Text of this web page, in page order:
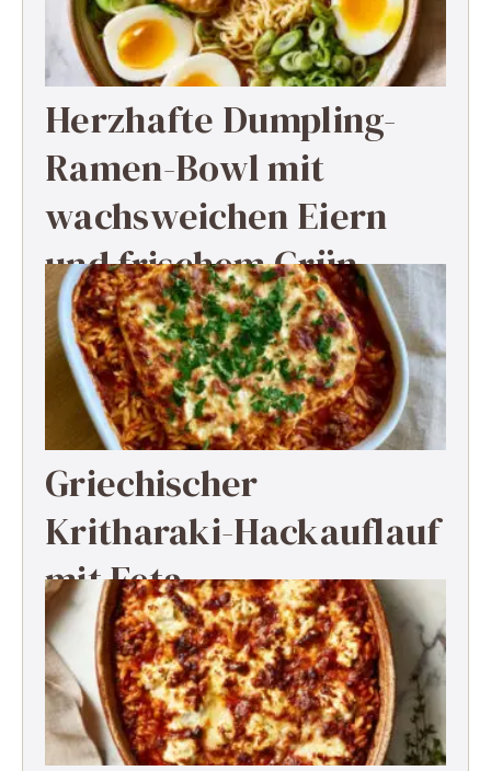
Herzhafte Dumpling-
Ramen-Bowl mit
wachsweichen Eiern
und frischem Grün
Griechischer
Kritharaki-Hackauflauf
mit Feta